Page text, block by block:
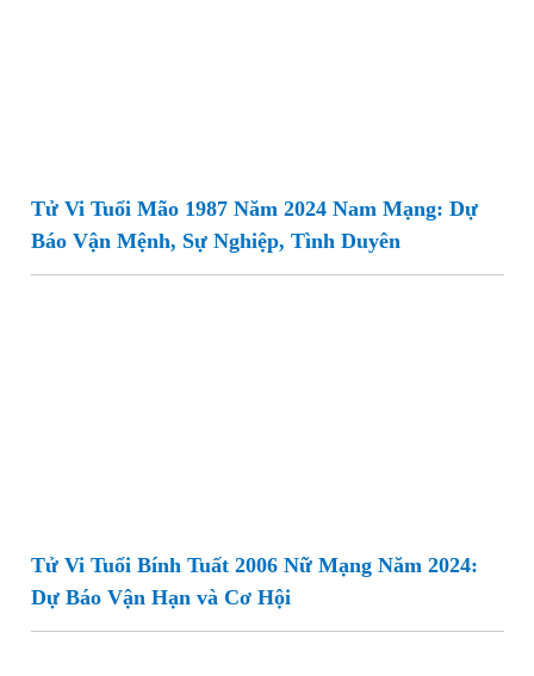
Tử Vi Tuổi Mão 1987 Năm 2024 Nam Mạng: Dự
Báo Vận Mệnh, Sự Nghiệp, Tình Duyên
Tử Vi Tuổi Bính Tuất 2006 Nữ Mạng Năm 2024:
Dự Báo Vận Hạn và Cơ Hội